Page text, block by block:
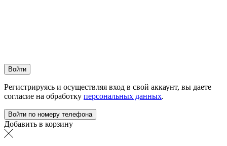
Войти
Регистрируясь и осуществляя вход в свой аккаунт, вы даете
согласие на обработку персональных данных.
Войти по номеру телефона
Добавить в корзину